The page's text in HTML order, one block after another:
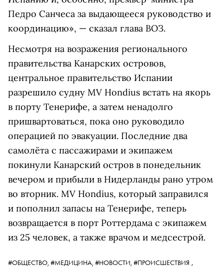
Педро Санчеса за выдающееся руководство и
координацию», — сказал глава ВОЗ.
Несмотря на возражения регионального
правительства Канарских островов,
центральное правительство Испании
разрешило судну MV Hondius встать на якорь
в порту Тенерифе, а затем ненадолго
пришвартоваться, пока оно руководило
операцией по эвакуации. Последние два
самолёта с пассажирами и экипажем
покинули Канарский остров в понедельник
вечером и прибыли в Нидерланды рано утром
во вторник. MV Hondius, который заправился
и пополнил запасы на Тенерифе, теперь
возвращается в порт Роттердама с экипажем
из 25 человек, а также врачом и медсестрой.
#ОБЩЕСТВО, #МЕДИЦИНА, #НОВОСТИ, #ПРОИСШЕСТВИЯ ,